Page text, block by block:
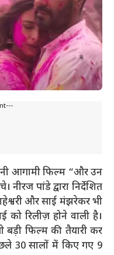
आगामी फिल्म “और उन
पांडे द्वारा निर्देशित
और साई मंझरेकर भी
रिलीज़ होने वाली है।
फिल्म की तैयारी कर
30 सालों में किए गए 9